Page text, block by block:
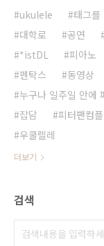
ukulele 태그를
대학로
공연
*istDL
피아노
펜탁스
동영상
누구나 일주일 안에
잡담
피터팬컴
우쿨렐레
더보기
검색